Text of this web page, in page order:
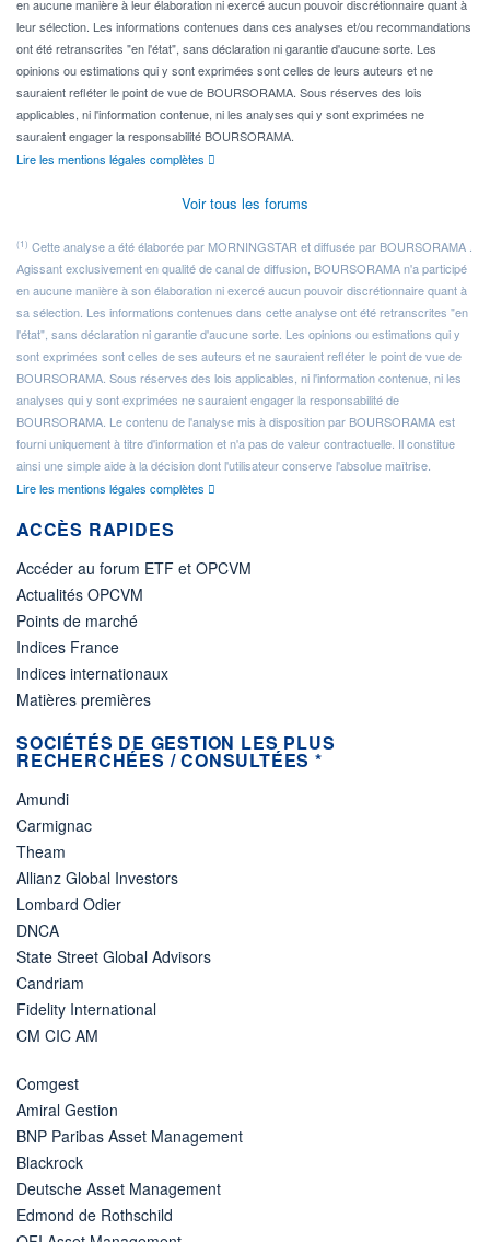
en aucune manière à leur élaboration ni exercé aucun pouvoir discrétionnaire quant à
leur sélection. Les informations contenues dans ces analyses et/ou recommandations
ont été retranscrites "en l'état", sans déclaration ni garantie d'aucune sorte. Les
opinions ou estimations qui y sont exprimées sont celles de leurs auteurs et ne
sauraient refléter le point de vue de BOURSORAMA. Sous réserves des lois
applicables, ni l'information contenue, ni les analyses qui y sont exprimées ne
sauraient engager la responsabilité BOURSORAMA.
Lire les mentions légales complètes
Voir tous les forums
(1) Cette analyse a été élaborée par MORNINGSTAR et diffusée par BOURSORAMA .
Agissant exclusivement en qualité de canal de diffusion, BOURSORAMA n'a participé
en aucune manière à son élaboration ni exercé aucun pouvoir discrétionnaire quant à
sa sélection. Les informations contenues dans cette analyse ont été retranscrites "en
l'état", sans déclaration ni garantie d'aucune sorte. Les opinions ou estimations qui y
sont exprimées sont celles de ses auteurs et ne sauraient refléter le point de vue de
BOURSORAMA. Sous réserves des lois applicables, ni l'information contenue, ni les
analyses qui y sont exprimées ne sauraient engager la responsabilité de
BOURSORAMA. Le contenu de l'analyse mis à disposition par BOURSORAMA est
fourni uniquement à titre d'information et n'a pas de valeur contractuelle. Il constitue
ainsi une simple aide à la décision dont l'utilisateur conserve l'absolue maîtrise.
Lire les mentions légales complètes
ACCÈS RAPIDES
Accéder au forum ETF et OPCVM
Actualités OPCVM
Points de marché
Indices France
Indices internationaux
Matières premières
SOCIÉTÉS DE GESTION LES PLUS
RECHERCHÉES / CONSULTÉES *
Amundi
Carmignac
Theam
Allianz Global Investors
Lombard Odier
DNCA
State Street Global Advisors
Candriam
Fidelity International
CM CIC AM
Comgest
Amiral Gestion
BNP Paribas Asset Management
Blackrock
Deutsche Asset Management
Edmond de Rothschild